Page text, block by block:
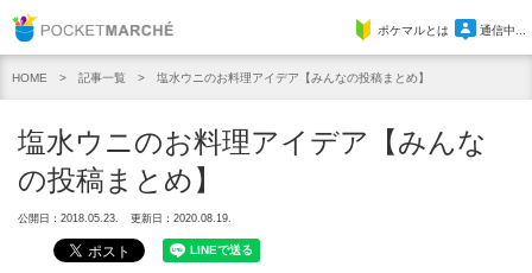
Pocket Marcheポケマルとは 通信中...
HOME 記事一覧 塩水ウニのお料理アイデア【みんなの投稿まとめ】
塩水ウニのお料理アイデア【みんな
の投稿まとめ】
公開日：2018.05.23. 更新日：2020.08.19.